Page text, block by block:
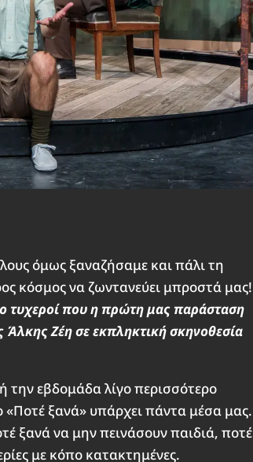
όμως ξαναζήσαμε και πάλι τη
κόσμος να ζωντανεύει μπροστά μας!
τυχεροί που η πρώτη μας παράσταση
Ζέη σε εκπληκτική σκηνοθεσία
εβδομάδα λίγο περισσότερο
«Ποτέ ξανά» υπάρχει πάντα μέσα μας.
ξανά να μην πεινάσουν παιδιά, ποτέ
με κόπο κατακτημένες.